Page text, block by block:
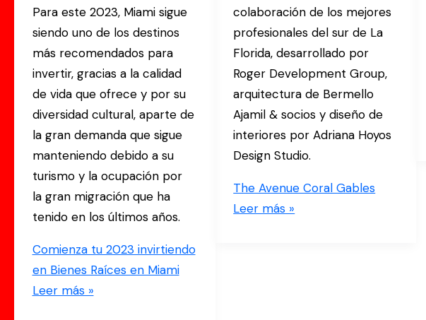
Para este 2023, Miami sigue
siendo uno de los destinos
más recomendados para
invertir, gracias a la calidad
de vida que ofrece y por su
diversidad cultural, aparte de
la gran demanda que sigue
manteniendo debido a su
turismo y la ocupación por
la gran migración que ha
tenido en los últimos años.
Comienza tu 2023 invirtiendo
en Bienes Raíces en Miami
Leer más »
colaboración de los mejores
profesionales del sur de La
Florida, desarrollado por
Roger Development Group,
arquitectura de Bermello
Ajamil & socios y diseño de
interiores por Adriana Hoyos
Design Studio.
The Avenue Coral Gables
Leer más »